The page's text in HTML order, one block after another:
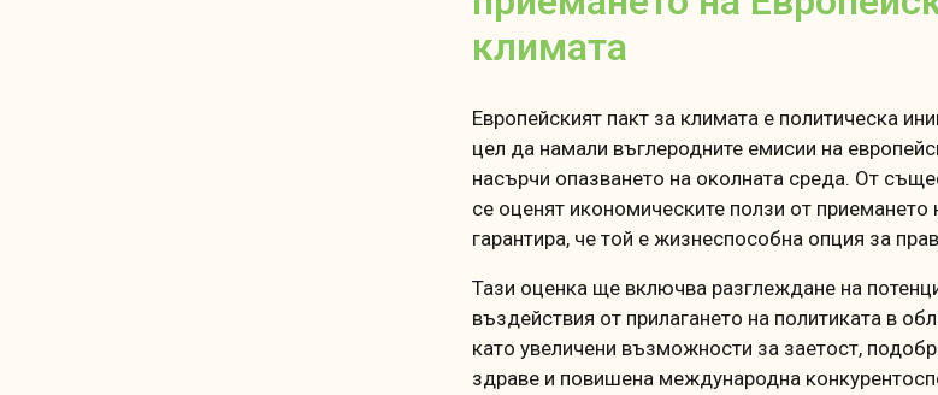
климата
Европейският пакт за климата е политическа
цел да намали въглеродните емисии на
насърчи опазването на околната среда. От
се оценят икономическите ползи от приемането
гарантира, че той е жизнеспособна опция за
Тази оценка ще включва разглеждане на
въздействия от прилагането на политиката в
като увеличени възможности за заетост,
здраве и повишена международна